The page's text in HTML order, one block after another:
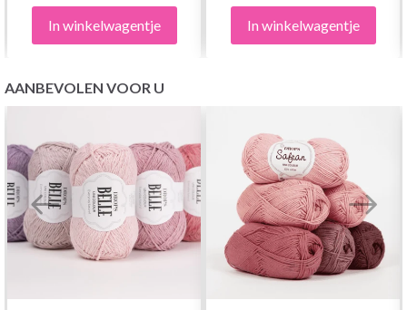
In winkelwagentje In winkelwagentje
AANBEVOLEN VOOR U